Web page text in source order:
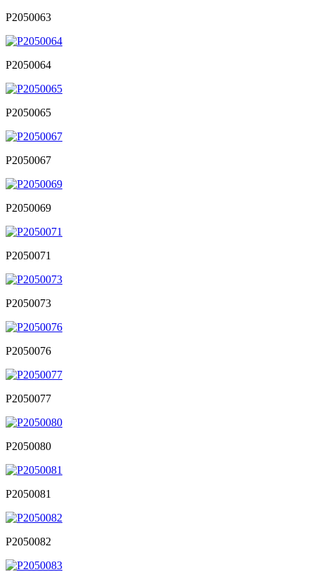
P2050063
P2050064
P2050065
P2050067
P2050069
P2050071
P2050073
P2050076
P2050077
P2050080
P2050081
P2050082